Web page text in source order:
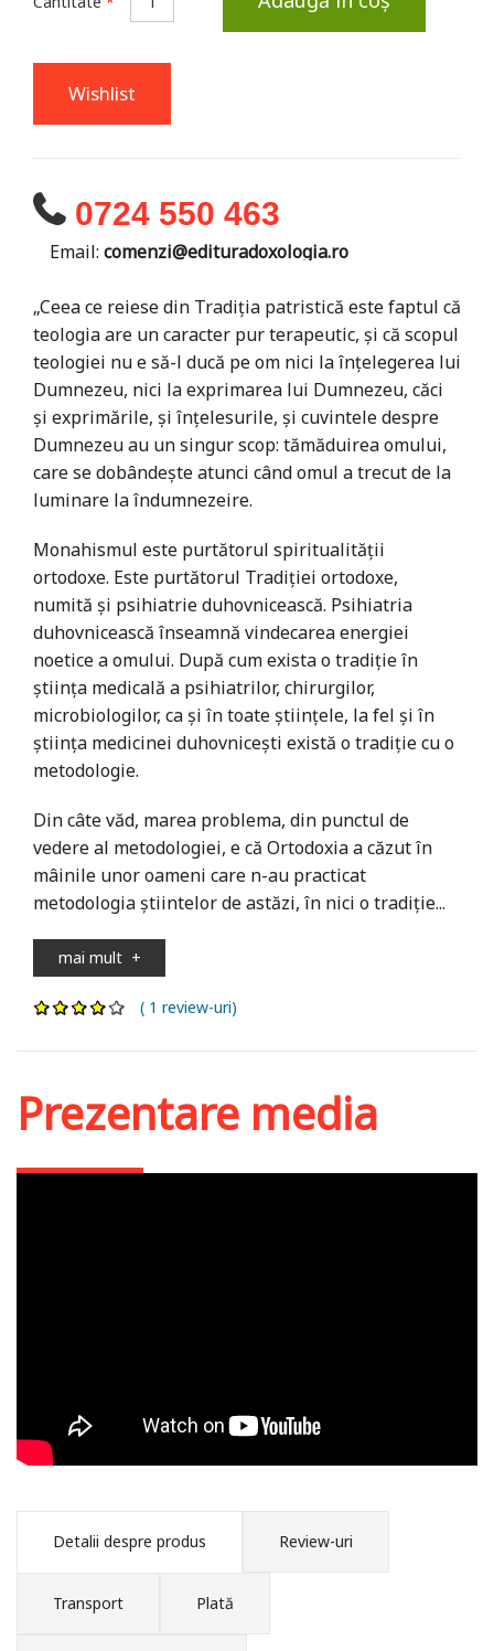
Wishlist
0724 550 463
Email: comenzi@edituradoxologia.ro
„Ceea ce reiese din Tradiţia patristică este faptul că
teologia are un caracter pur terapeutic, şi că scopul
teologiei nu e să-l ducă pe om nici la înţelegerea lui
Dumnezeu, nici la exprimarea lui Dumnezeu, căci
şi exprimările, şi înţelesurile, şi cuvintele despre
Dumnezeu au un singur scop: tămăduirea omului,
care se dobân­deşte atunci când omul a trecut de la
luminare la îndumnezeire.
Monahismul este purtătorul spiritualităţii
ortodoxe. Este purtătorul Tradiţiei ortodoxe,
numită şi psihiatrie duhovnicească. Psihiatria
duhovnicească înseamnă vindecarea energiei
noetice a omului. După cum exista o tradiţie în
ştiinţa medicală a psi­hiatrilor, chirurgilor,
microbiologilor, ca şi în toate ştiinţele, la fel şi în
ştiinţa medicinei duhovniceşti există o tradiţie cu o
metodologie.
Din câte văd, marea problema, din punctul de
vedere al metodologiei, e că Ortodoxia a căzut în
mâinile unor oameni care n-au practicat
metodologia ştiintelor de astăzi, în nici o tradiţie...
mai mult +
( 1 review-uri)
Prezentare media
Detalii despre produs Review-uri
Transport Plată